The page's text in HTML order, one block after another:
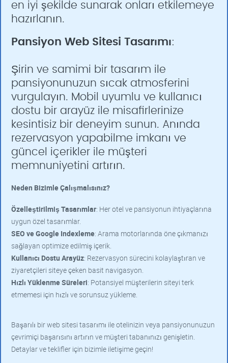
en iyi şekilde sunarak onları etkilemeye
hazırlanın.
Pansiyon Web Sitesi Tasarımı:
Şirin ve samimi bir tasarım ile
pansiyonunuzun sıcak atmosferini
vurgulayın. Mobil uyumlu ve kullanıcı
dostu bir arayüz ile misafirlerinize
kesintisiz bir deneyim sunun. Anında
rezervasyon yapabilme imkanı ve
güncel içerikler ile müşteri
memnuniyetini artırın.
Neden Bizimle Çalışmalısınız?
Özelleştirilmiş Tasarımlar: Her otel ve pansiyonun ihtiyaçlarına
uygun özel tasarımlar.
SEO ve Google Indexleme: Arama motorlarında öne çıkmanızı
sağlayan optimize edilmiş içerik.
Kullanıcı Dostu Arayüz: Rezervasyon sürecini kolaylaştıran ve
ziyaretçileri siteye çeken basit navigasyon.
Hızlı Yüklenme Süreleri: Potansiyel müşterilerin siteyi terk
etmemesi için hızlı ve sorunsuz yükleme.
Başarılı bir web sitesi tasarımı ile otelinizin veya pansiyonunuzun
çevrimiçi başarısını artırın ve müşteri tabanınızı genişletin.
Detaylar ve teklifler için bizimle iletişime geçin!